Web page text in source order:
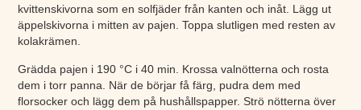
kvittenskivorna som en solfjäder från kanten och inåt. Lägg ut
äppelskivorna i mitten av pajen. Toppa slutligen med resten av
kolakrämen.
Grädda pajen i 190 °C i 40 min. Krossa valnötterna och rosta
dem i torr panna. När de börjar få färg, pudra dem med
florsocker och lägg dem på hushållspapper. Strö nötterna över